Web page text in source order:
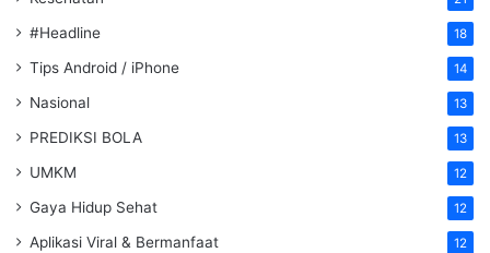
#Headline 18
Tips Android / iPhone 14
Nasional 13
PREDIKSI BOLA 13
UMKM 12
Gaya Hidup Sehat 12
Aplikasi Viral & Bermanfaat 12